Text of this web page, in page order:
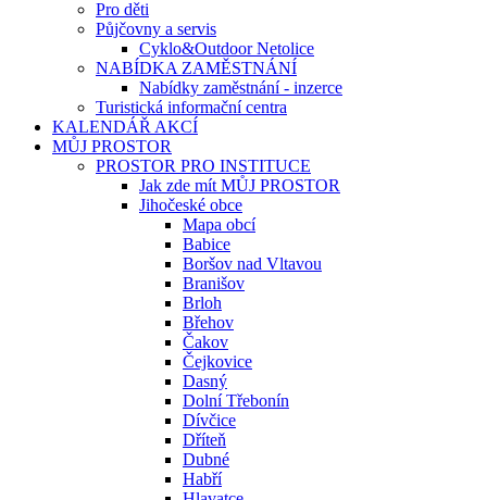
Pro děti
Půjčovny a servis
Cyklo&Outdoor Netolice
NABÍDKA ZAMĚSTNÁNÍ
Nabídky zaměstnání - inzerce
Turistická informační centra
KALENDÁŘ AKCÍ
MŮJ PROSTOR
PROSTOR PRO INSTITUCE
Jak zde mít MŮJ PROSTOR
Jihočeské obce
Mapa obcí
Babice
Boršov nad Vltavou
Branišov
Brloh
Břehov
Čakov
Čejkovice
Dasný
Dolní Třebonín
Dívčice
Dříteň
Dubné
Habří